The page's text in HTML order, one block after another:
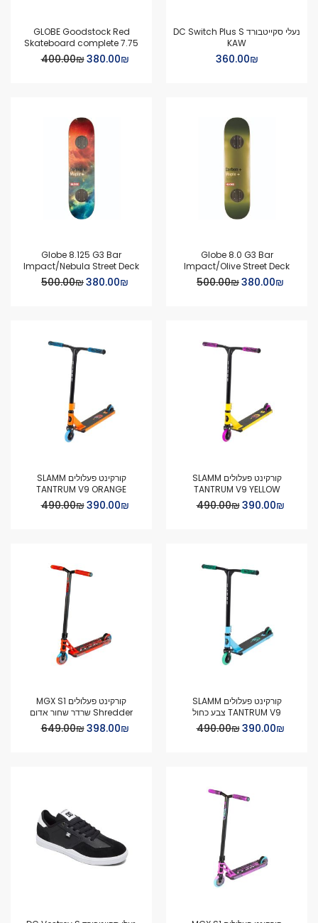
נעלי סקייטבורד DC Switch Plus S
KAW
₪‏360.00
GLOBE Goodstock Red
Skateboard complete 7.75
Special
₪‏380.00
₪‏400.00
Globe 8.0 G3 Bar
Impact/Olive Street Deck
Special
₪‏380.00
₪‏500.00
Globe 8.125 G3 Bar
Impact/Nebula Street Deck
Special
₪‏380.00
₪‏500.00
קורקינט פעלולים SLAMM
TANTRUM V9 YELLOW
Special
₪‏390.00
₪‏490.00
קורקינט פעלולים SLAMM
TANTRUM V9 ORANGE
Special
₪‏390.00
₪‏490.00
קורקינט פעלולים SLAMM
TANTRUM V9 צבע כחול
Special
₪‏390.00
₪‏490.00
קורקינט פעלולים MGX S1
Shredder שרדר שחור אדום
Special
₪‏398.00
₪‏649.00